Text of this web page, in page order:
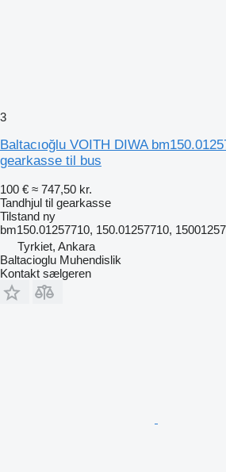
3
Baltacıoğlu VOITH DIWA
gearkasse til bus
100 € ≈ 747,50 kr.
Tandhjul til gearkasse
Tilstand ny
bm150.01257710, 150.01257710,
Tyrkiet, Ankara
Baltacioglu Muhendislik
Kontakt sælgeren